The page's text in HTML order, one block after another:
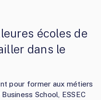
écoles de
dans le
pour former aux métiers
School, ESSEC